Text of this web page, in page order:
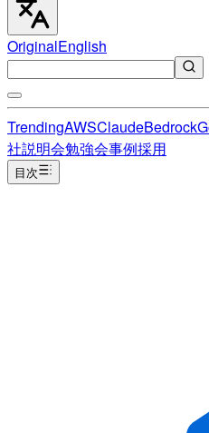
OriginalEnglish
TrendingAWSClaudeBedrock
社説明会勉強会事例採用
目次